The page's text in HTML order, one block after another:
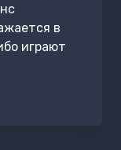
в
играют